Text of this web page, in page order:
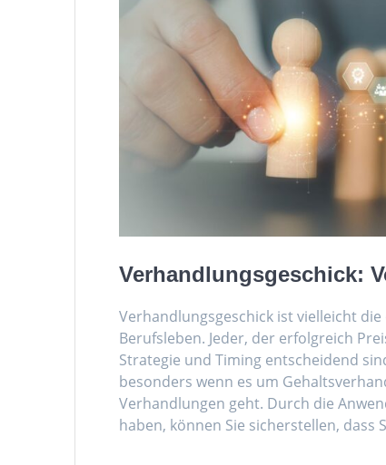
Verhandlungsgeschick:
Verhandlungsgeschick ist vielleicht
Berufsleben. Jeder, der erfolgreich
Strategie und Timing entscheidend
besonders wenn es um
Verhandlungen geht. Durch die
haben, können Sie sicherstellen,